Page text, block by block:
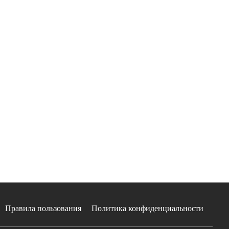
Правила пользования Политика конфиденциальности